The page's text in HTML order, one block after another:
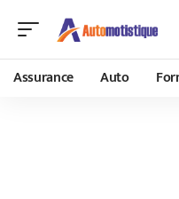
Assurance Auto